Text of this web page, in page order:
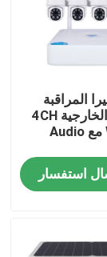
المراقبة
اللاسلكية الخارجية 4CH
WiFi NVR مع Audio
استفسار